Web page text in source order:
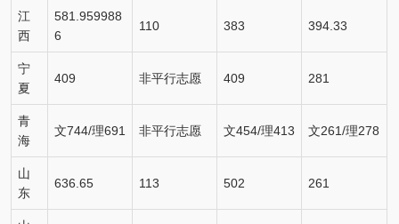
江
西
581.959988
6
110 383 394.33
宁
夏
409 非平行志愿 409 281
青
海
文744/理691 非平行志愿 文454/理413 文261/理278
山
东
636.65 113 502 261